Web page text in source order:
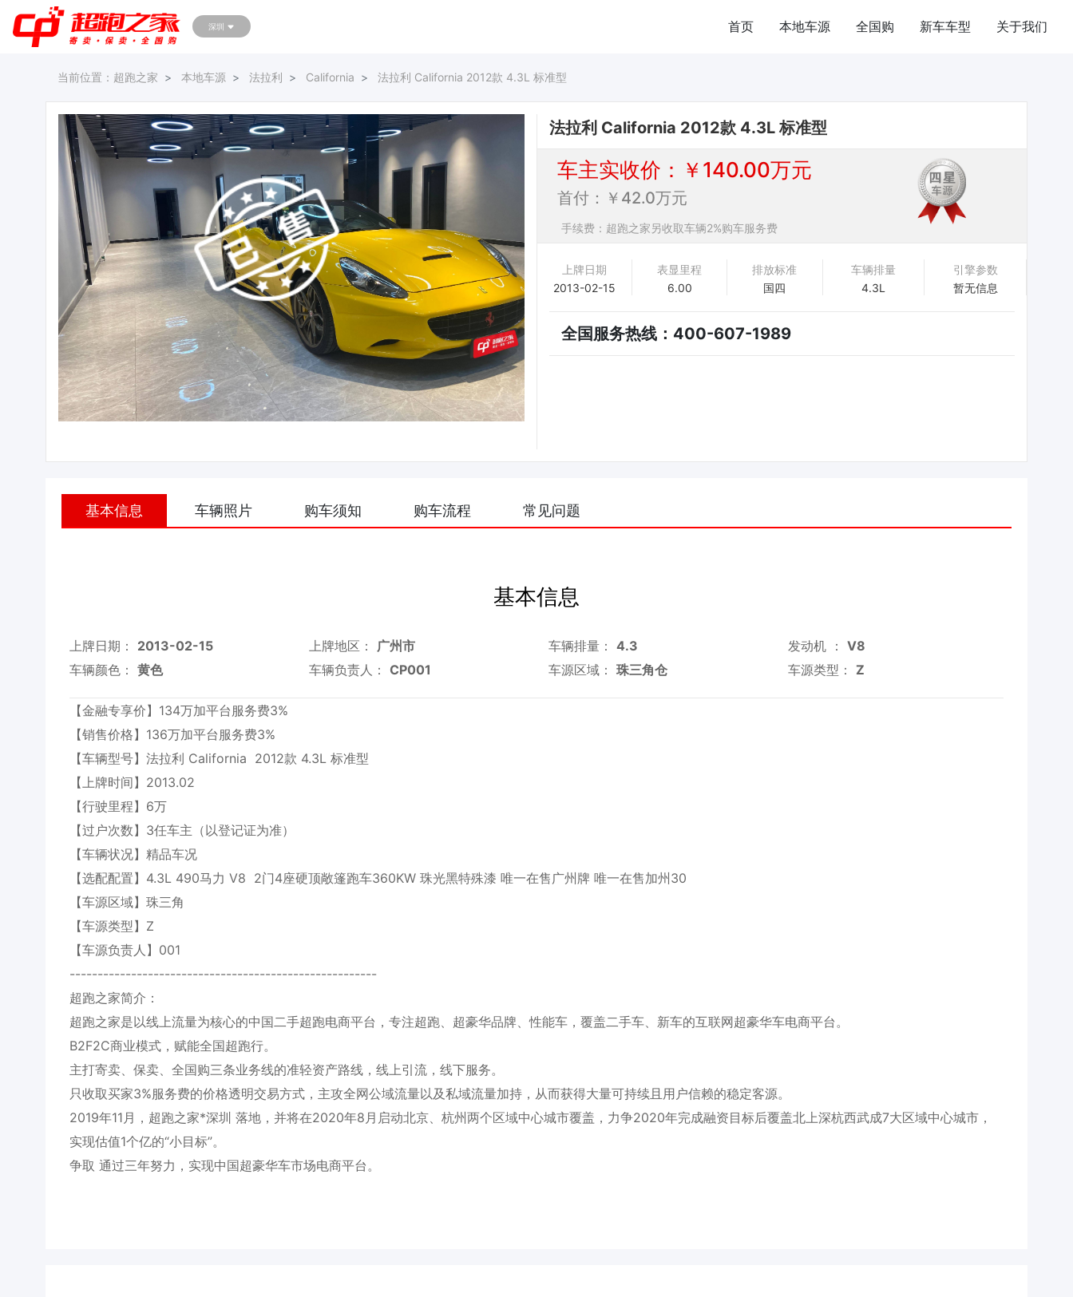
深圳 首页 本地车源 全国购 新车车型 关于我们
当前位置： 超跑之家 本地车源 法拉利 California 法拉利 California 2012款 4.3L 标准型
法拉利 California 2012款 4.3L 标准型
车主实收价：￥140.00万元
首付：￥42.0万元
手续费：超跑之家另收取车辆2%购车服务费
上牌日期
2013-02-15
表显里程
6.00
排放标准
国四
车辆排量
4.3L
引擎参数
暂无信息
全国服务热线： 400-607-1989
基本信息 车辆照片 购车须知 购车流程 常见问题
基本信息
上牌日期： 2013-02-15 上牌地区： 广州市 车辆排量： 4.3 发动机 ： V8
车辆颜色： 黄色 车辆负责人： CP001 车源区域： 珠三角仓 车源类型： Z
【金融专享价】134万加平台服务费3%
【销售价格】136万加平台服务费3%
【车辆型号】法拉利 California 2012款 4.3L 标准型
【上牌时间】2013.02
【行驶里程】6万
【过户次数】3任车主（以登记证为准）
【车辆状况】精品车况
【选配配置】4.3L 490马力 V8 2门4座硬顶敞篷跑车360KW 珠光黑特殊漆 唯一在售广州牌 唯一在售加州30
【车源区域】珠三角
【车源类型】Z
【车源负责人】001
-------------------------------------------------------
超跑之家简介：
超跑之家是以线上流量为核心的中国二手超跑电商平台，专注超跑、超豪华品牌、性能车，覆盖二手车、新车的互联网超豪华车电商平台。
B2F2C商业模式，赋能全国超跑行。
主打寄卖、保卖、全国购三条业务线的准轻资产路线，线上引流，线下服务。
只收取买家3%服务费的价格透明交易方式，主攻全网公域流量以及私域流量加持，从而获得大量可持续且用户信赖的稳定客源。
2019年11月，超跑之家*深圳 落地，并将在2020年8月启动北京、杭州两个区域中心城市覆盖，力争2020年完成融资目标后覆盖北上深杭西武成7大区域中心城市，
实现估值1个亿的“小目标”。
争取 通过三年努力，实现中国超豪华车市场电商平台。